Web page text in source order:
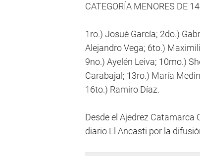
CATEGORÍA MENORES DE
1ro.) Josué García; 2do.)
Alejandro Vega; 6to.)
9no.) Ayelén Leiva; 10mo.)
Carabajal; 13ro.) María
16to.) Ramiro Díaz.
Desde el Ajedrez Catamarca
diario El Ancasti por la